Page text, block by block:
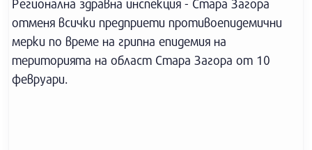
Регионална здравна инспекция - Стара Загора
отменя всички предприети противоепидемични
мерки по време на грипна епидемия на
територията на област Стара Загора от 10
февруари.